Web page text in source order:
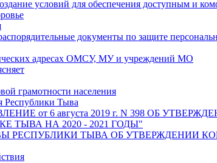
условий для обеспечения доступным и
документы по защите
адресах ОМСУ, МУ и учреждений МО
грамотности населения
Республики Тыва
от 6 августа 2019 г. N 398 ОБ
ТЫВА НА 2020 - 2021 ГОДЫ"
РЕСПУБЛИКИ ТЫВА ОБ УТВЕРЖДЕНИИ